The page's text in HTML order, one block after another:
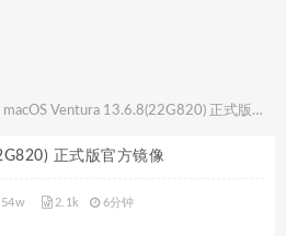
macOS Ventura 13.6.8(22G820) 正式版官方镜像
正式版官方镜像
2.1k 6分钟